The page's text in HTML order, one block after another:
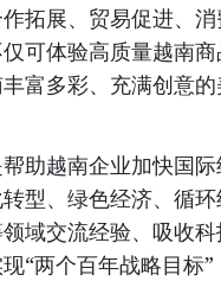
拓展、贸易促进、
可体验高质量越南
富多彩、充满创意
助越南企业加快国
型、绿色经济、循
域交流经验、吸收
“两个百年战略目标